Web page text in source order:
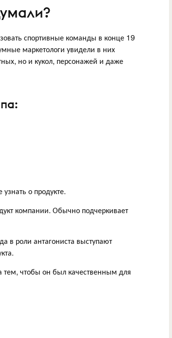
спортивные команды в конце 19
маркетологи увидели в них
но и кукол, персонажей и даже
о продукте.
компании. Обычно подчеркивает
в роли антагониста выступают
тем, чтобы он был качественным для